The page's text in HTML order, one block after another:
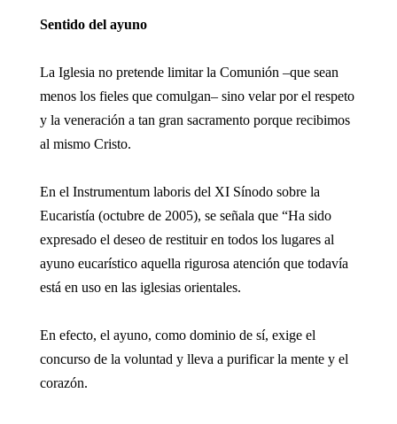
Sentido del ayuno
La Iglesia no pretende limitar la Comunión –que sean
menos los fieles que comulgan– sino velar por el respeto
y la veneración a tan gran sacramento porque recibimos
al mismo Cristo.
En el Instrumentum laboris del XI Sínodo sobre la
Eucaristía (octubre de 2005), se señala que “Ha sido
expresado el deseo de restituir en todos los lugares al
ayuno eucarístico aquella rigurosa atención que todavía
está en uso en las iglesias orientales.
En efecto, el ayuno, como dominio de sí, exige el
concurso de la voluntad y lleva a purificar la mente y el
corazón.